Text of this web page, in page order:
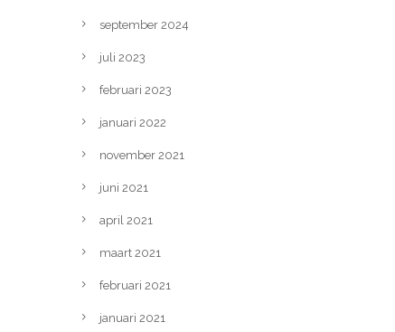
september 2024
juli 2023
februari 2023
januari 2022
november 2021
juni 2021
april 2021
maart 2021
februari 2021
januari 2021